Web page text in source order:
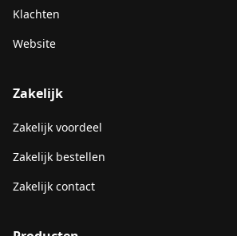
Klachten
Website
Zakelijk
Zakelijk voordeel
Zakelijk bestellen
Zakelijk contact